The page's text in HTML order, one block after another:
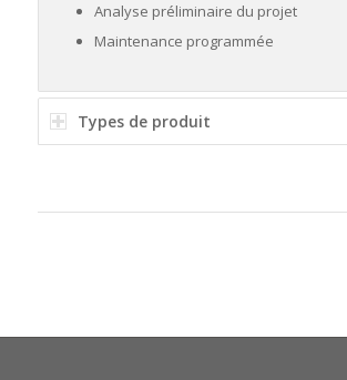
Analyse préliminaire du projet
Maintenance programmée
Types de produit